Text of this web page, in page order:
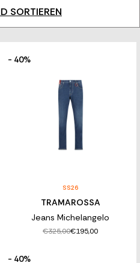
Stellung zu beziehen
mit einer exklusiven Auswahl
oder raffiniert – Denim
auch du eine Stimme, die zählt.
SORTIEREN
- 40%
SS26
TRAMAROSSA
Jeans Michelangelo
€325,00€195,00
- 40%